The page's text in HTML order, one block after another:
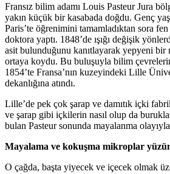
Fransız bilim adamı Louis Pasteur Jura
yakın küçük bir kasabada doğdu. Genç
Paris’te öğrenimini tamamladıktan sora
doktora yaptı. 1848’de ışığı değişik
asit bulunduğunu kanıtlayarak yepyeni bir
ortaya koydu. Bu buluşuyla bilim
1854’te Fransa’nın kuzeyindeki Lille
dekanlığına atındı.
Lille’de pek çok şarap ve damıtık içki
ve şarap gibi içkilerin nasıl olup da
bulan Pasteur sonunda mayalanma
Mayalama ve kokuşma mikroplar
O çağda, başta yiyecek ve içecek olmak